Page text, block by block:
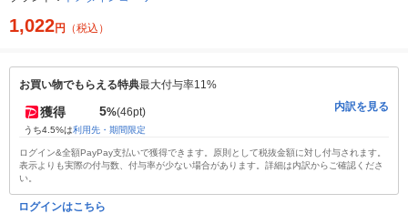
1,022円 （税込）
お買い物でもらえる特典最大付与率11%
獲得 5%(46pt)
うち4.5%は利用先・期間限定
内訳を見る
ログイン&全額PayPay支払いで獲得できます。原則として税抜金額に対し付与されます。
表示よりも実際の付与数、付与率が少ない場合があります。詳細は内訳からご確認くださ
い。
ログインはこちら